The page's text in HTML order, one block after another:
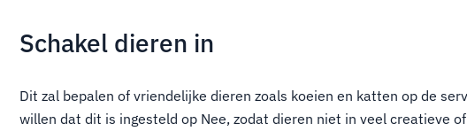
Schakel dieren in
Dit zal bepalen of vriendelijke dieren zoals koeien en katten op de
willen dat dit is ingesteld op Nee, zodat dieren niet in veel creatieve